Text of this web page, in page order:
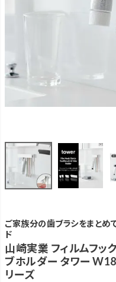
ご家族分の歯ブラシをまとめ
ド
山崎実業 フィルムフッ
ブホルダー タワー
リーズ